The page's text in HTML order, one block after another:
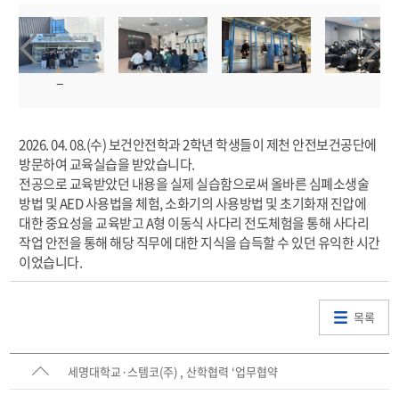
2026. 04. 08.(수) 보건안전학과 2학년 학생들이 제천 안전보건공단에
방문하여 교육실습을 받았습니다.
전공으로 교육받았던 내용을 실제 실습함으로써 올바른 심폐소생술
방법 및 AED 사용법을 체험, 소화기의 사용방법 및 초기화재 진압에
대한 중요성을 교육받고 A형 이동식 사다리 전도체험을 통해 사다리
작업 안전을 통해 해당 직무에 대한 지식을 습득할 수 있던 유익한 시간
이었습니다.
목록
세명대학교·스템코(주) , 산학협력 ‘업무협약